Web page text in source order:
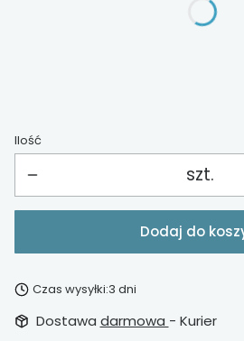
Ilość
szt.
Dodaj do
Czas wysyłki:3 dni
Dostawa darmowa - Kurier